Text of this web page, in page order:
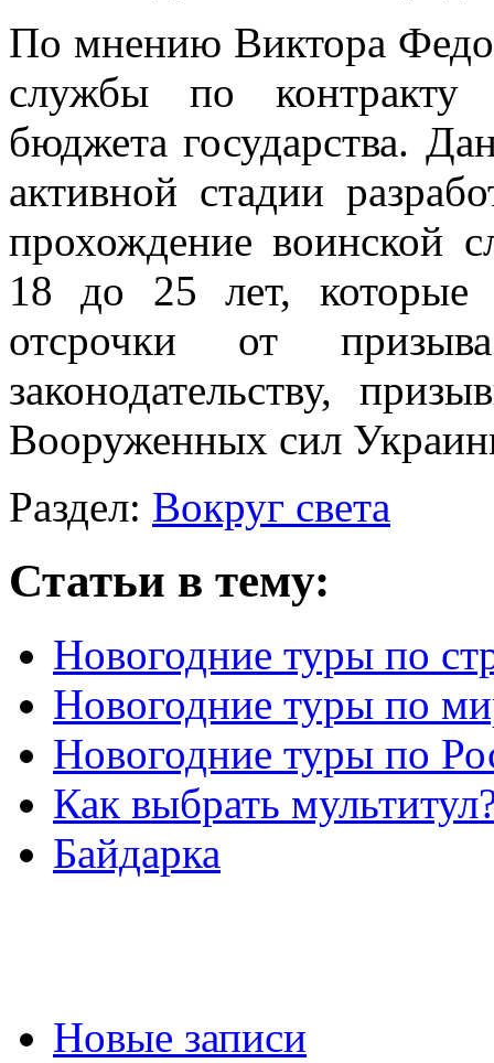
По мнению Виктора
службы по контракту
бюджета государства.
активной стадии
прохождение воинской
18 до 25 лет, которые
отсрочки от
законодательству,
Вооруженных сил
Раздел: Вокруг света
Статьи в тему:
Новогодние туры по
Новогодние туры по
Новогодние туры по
Как выбрать
Байдарка
Новые записи